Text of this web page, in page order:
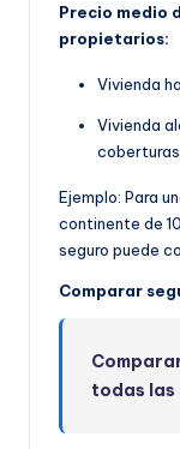
Precio medio
propietarios:
Vivienda
Vivienda
coberturas
Ejemplo: Para
continente de
seguro puede
Comparar
todas las